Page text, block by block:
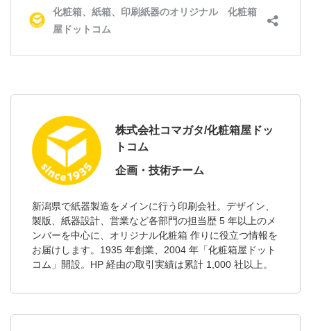
株式会社コマガタ/化粧箱屋ドッ
トコム
企画・技術チーム
新潟県で紙器製造をメインに行う印刷会社。デザイン、
製版、紙器設計、営業など各部門の担当歴 5 年以上のメ
ンバーを中心に、オリジナル化粧箱 作りに役立つ情報を
お届けします。1935 年創業、2004 年「化粧箱屋ドット
コム」開設。HP 経由の取引実績は累計 1,000 社以上。